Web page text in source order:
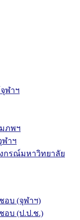
ฬาฯ
ภพฯ
าฯ
กรณ์มหาวิทยาลัย
อบ (จุฬาฯ)
อบ (ป.ป.ช.)